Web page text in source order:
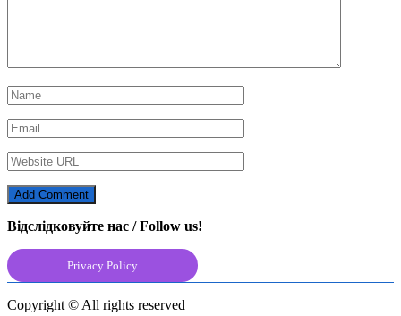
Відслідковуйте нас / Follow us!
Privacy Policy
Copyright © All rights reserved